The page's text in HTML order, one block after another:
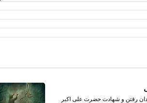
رفتن و شهادت حضرت علی اکبر